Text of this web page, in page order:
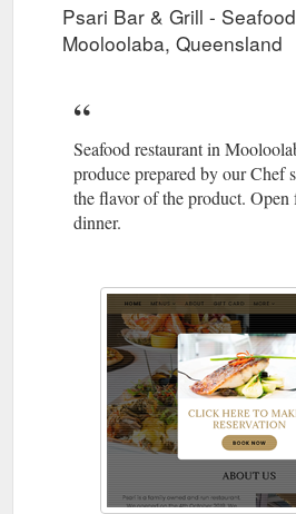
Psari Bar & Grill -
Mooloolaba, Queensland
Seafood restaurant in
produce prepared by our Chef
the flavor of the product. Open
dinner.